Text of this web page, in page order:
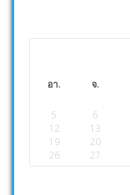
อา. จ.
5
6
12
13
19
20
26
27